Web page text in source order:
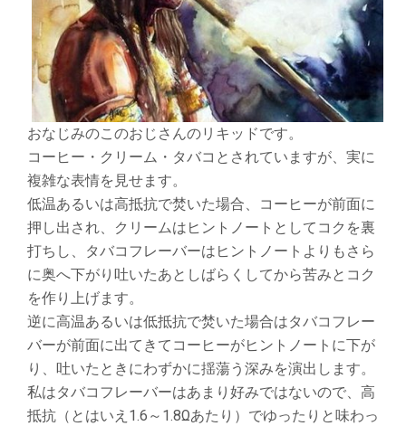
おなじみのこのおじさんのリキッドです。
コーヒー・クリーム・タバコとされていますが、実に
複雑な表情を見せます。
低温あるいは高抵抗で焚いた場合、コーヒーが前面に
押し出され、クリームはヒントノートとしてコクを裏
打ちし、タバコフレーバーはヒントノートよりもさら
に奥へ下がり吐いたあとしばらくしてから苦みとコク
を作り上げます。
逆に高温あるいは低抵抗で焚いた場合はタバコフレー
バーが前面に出てきてコーヒーがヒントノートに下が
り、吐いたときにわずかに揺蕩う深みを演出します。
私はタバコフレーバーはあまり好みではないので、高
抵抗（とはいえ1.6～1.8Ωあたり）でゆったりと味わっ